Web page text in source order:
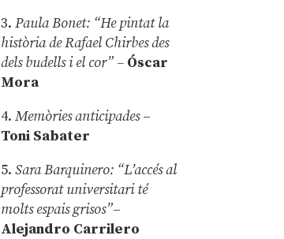
3.Paula Bonet: “He pintat la
història de Rafael Chirbes des
dels budells i el cor” – Óscar
Mora
4.Memòries anticipades–
Toni Sabater
5.Sara Barquinero: “L’accés al
professorat universitari té
molts espais grisos”–
Alejandro Carrilero